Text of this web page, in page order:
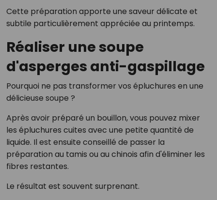
Cette préparation apporte une saveur délicate et
subtile particulièrement appréciée au printemps.
Réaliser une soupe
d'asperges anti-gaspillage
Pourquoi ne pas transformer vos épluchures en une
délicieuse soupe ?
Après avoir préparé un bouillon, vous pouvez mixer
les épluchures cuites avec une petite quantité de
liquide. Il est ensuite conseillé de passer la
préparation au tamis ou au chinois afin d'éliminer les
fibres restantes.
Le résultat est souvent surprenant.